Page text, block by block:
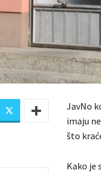
JavNo
imaju
što
Kako je